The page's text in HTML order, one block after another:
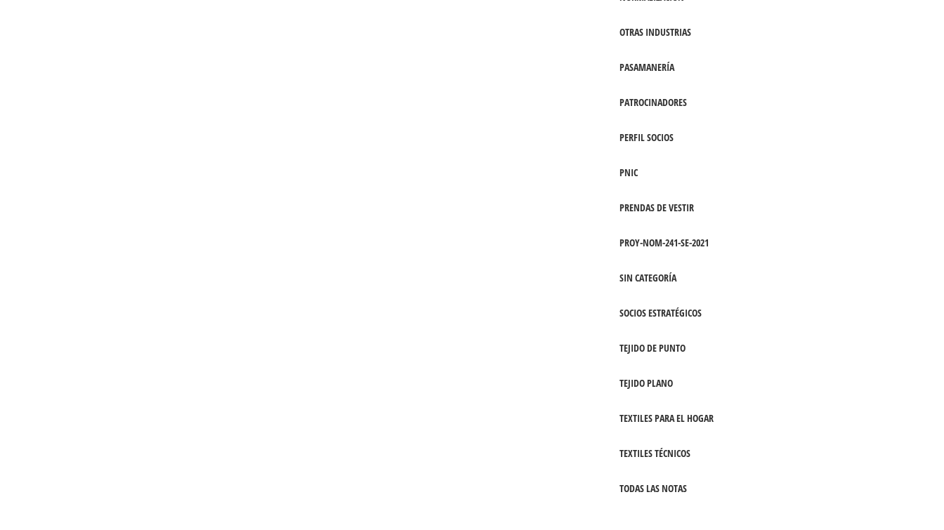
OTRAS INDUSTRIAS
PASAMANERÍA
PATROCINADORES
PERFIL SOCIOS
PNIC
PRENDAS DE VESTIR
PROY-NOM-241-SE-2021
SIN CATEGORÍA
SOCIOS ESTRATÉGICOS
TEJIDO DE PUNTO
TEJIDO PLANO
TEXTILES PARA EL HOGAR
TEXTILES TÉCNICOS
TODAS LAS NOTAS